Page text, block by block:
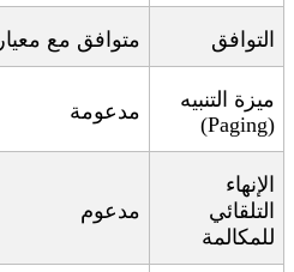
التوافق متوافق مع معيار
ميزة التنبيه
(Paging)
مدعومة
الإنهاء
التلقائي
للمكالمة
مدعوم